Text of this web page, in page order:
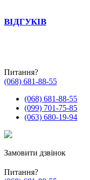
ВІДГУКІВ
Питання?
(068) 681-88-55
(068) 681-88-55
(099) 701-75-85
(063) 680-19-94
Замовити дзвінок
Питання?